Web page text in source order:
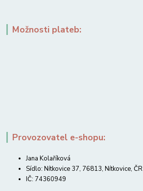
Možnosti plateb:
Provozovatel e-shopu:
Jana Kolaříková
Sídlo: Nítkovice 37, 76813, Nítkovice, ČR
IČ: 74360949